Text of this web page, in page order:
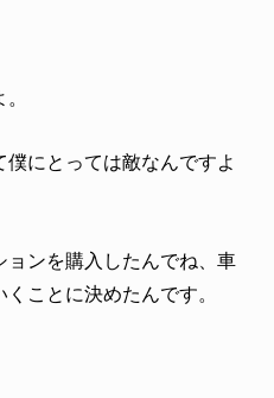
にとっては敵なんですよ
ンを購入したんでね、車
ことに決めたんです。